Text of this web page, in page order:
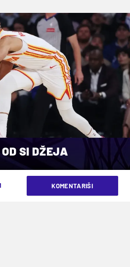
SI DŽEJA
07.06.26. | 14:56
KOMENTARIŠI